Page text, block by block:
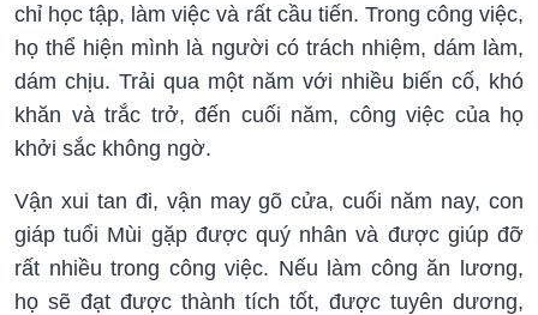
chỉ học tập, làm việc và rất cầu tiến. Trong công việc,
họ thể hiện mình là người có trách nhiệm, dám làm,
dám chịu. Trải qua một năm với nhiều biến cố, khó
khăn và trắc trở, đến cuối năm, công việc của họ
khởi sắc không ngờ.
Vận xui tan đi, vận may gõ cửa, cuối năm nay, con
giáp tuổi Mùi gặp được quý nhân và được giúp đỡ
rất nhiều trong công việc. Nếu làm công ăn lương,
họ sẽ đạt được thành tích tốt, được tuyên dương,